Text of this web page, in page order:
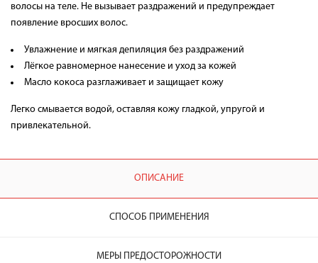
волосы на теле. Не вызывает раздражений и предупреждает
появление вросших волос.
Увлажнение и мягкая депиляция без раздражений
Лёгкое равномерное нанесение и уход за кожей
Масло кокоса разглаживает и защищает кожу
Легко смывается водой, оставляя кожу гладкой, упругой и
привлекательной.
ОПИСАНИЕ
СПОСОБ ПРИМЕНЕНИЯ
МЕРЫ ПРЕДОСТОРОЖНОСТИ